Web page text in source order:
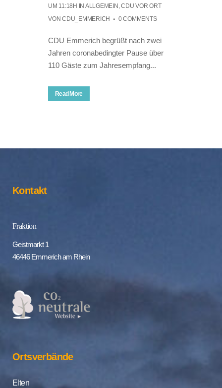
UM 11:18H IN ALLGEMEIN ,CDU VOR ORT
VONCDU_EMMERICH 0 COMMENTS
CDU Emmerich begrüßt nach zwei
Jahren coronabedingter Pause über
110 Gäste zum Jahresempfang...
Read More
Kontakt
Fraktion
Geistmarkt 1
46446 Emmerich am Rhein
Ortsverbände
Elten